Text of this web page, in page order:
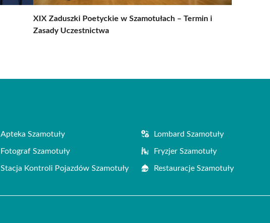
XIX Zaduszki Poetyckie w Szamotułach – Termin i
Zasady Uczestnictwa
Apteka Szamotuły Lombard Szamotuły
Fotograf Szamotuły Fryzjer Szamotuły
Stacja Kontroli Pojazdów Szamotuły Restauracje Szamotuły